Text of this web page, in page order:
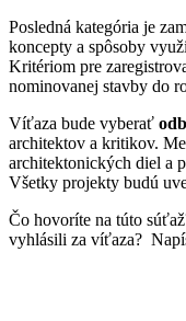
Posledná kategória je
koncepty a spôsoby
Kritériom pre
nominovanej stavby do
Víťaza bude vyberať
architektov a kritikov.
architektonických diel a
Všetky projekty budú
Čo hovoríte na túto
vyhlásili za víťaza?